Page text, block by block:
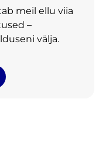
meil ellu viia
–
välja.